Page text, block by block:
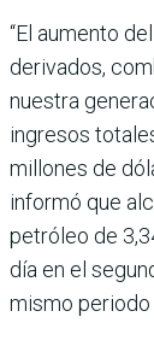
“El aumento
derivados,
nuestra
ingresos
millones de
informó que
petróleo de
día en el
mismo periodo